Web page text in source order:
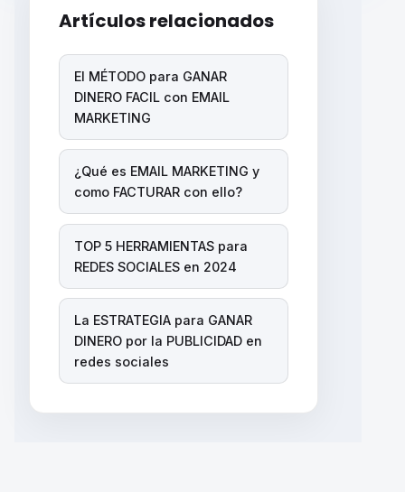
Artículos relacionados
El MÉTODO para GANAR
DINERO FACIL con EMAIL
MARKETING
¿Qué es EMAIL MARKETING y
como FACTURAR con ello?
TOP 5 HERRAMIENTAS para
REDES SOCIALES en 2024
La ESTRATEGIA para GANAR
DINERO por la PUBLICIDAD en
redes sociales